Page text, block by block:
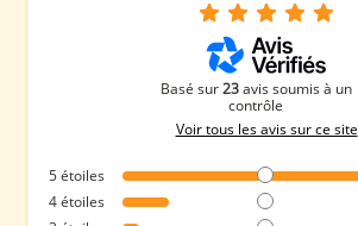
Basé sur23 avis soumis à un
contrôle
Voir tous les avis sur ce site
5étoiles
4étoiles